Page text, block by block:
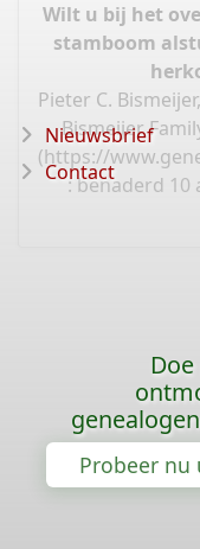
Wilt u bij het
stamboom
Pieter C.
Bismeijer
(https://
: benaderd 10
Nieuwsbrief
Contact
Probeer nu